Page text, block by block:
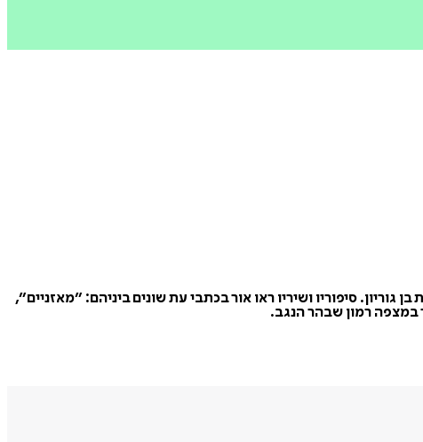
סיפוריו ושיריו ראו אור בכתבי עת שונים ביניהם: ״מאזניים״,
במצפה רמון שבהר הנגב.